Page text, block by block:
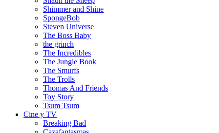
Shimmer and Shine
SpongeBob
Steven Universe
The Boss Baby
the grinch
The Incredibles
The Jungle Book
The Smurfs
The Trolls
Thomas And Friends
Toy Story
Tsum Tsum
Cine y TV
Breaking Bad